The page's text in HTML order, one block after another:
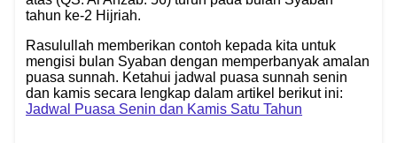
tahun ke-2 Hijriah.
Rasulullah memberikan contoh kepada kita untuk
mengisi bulan Syaban dengan memperbanyak amalan
puasa sunnah. Ketahui jadwal puasa sunnah senin
dan kamis secara lengkap dalam artikel berikut ini:
Jadwal Puasa Senin dan Kamis Satu Tahun